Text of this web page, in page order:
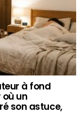
à fond
où un
son astuce,